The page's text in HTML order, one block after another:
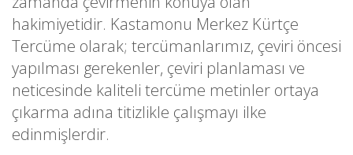
hakimiyetidir. Kastamonu Merkez Kürtçe
Tercüme olarak; tercümanlarımız, çeviri öncesi
yapılması gerekenler, çeviri planlaması ve
neticesinde kaliteli tercüme metinler ortaya
çıkarma adına titizlikle çalışmayı ilke
edinmişlerdir.